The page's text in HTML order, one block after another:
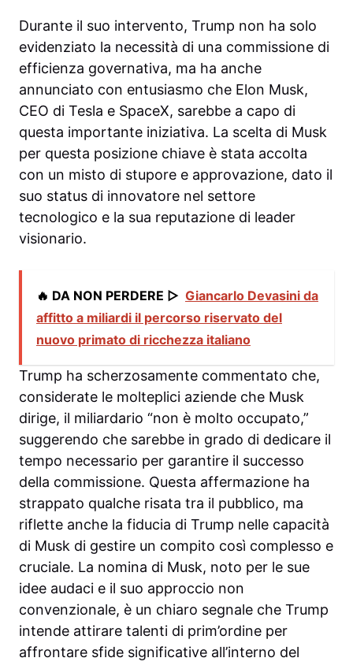
Durante il suo intervento, Trump non ha solo
evidenziato la necessità di una commissione di
efficienza governativa, ma ha anche
annunciato con entusiasmo che Elon Musk,
CEO di Tesla e SpaceX, sarebbe a capo di
questa importante iniziativa. La scelta di Musk
per questa posizione chiave è stata accolta
con un misto di stupore e approvazione, dato il
suo status di innovatore nel settore
tecnologico e la sua reputazione di leader
visionario.
🔥 DA NON PERDERE ▷ Giancarlo Devasini da
affitto a miliardi il percorso riservato del
nuovo primato di ricchezza italiano
Trump ha scherzosamente commentato che,
considerate le molteplici aziende che Musk
dirige, il miliardario “non è molto occupato,”
suggerendo che sarebbe in grado di dedicare il
tempo necessario per garantire il successo
della commissione. Questa affermazione ha
strappato qualche risata tra il pubblico, ma
riflette anche la fiducia di Trump nelle capacità
di Musk di gestire un compito così complesso e
cruciale. La nomina di Musk, noto per le sue
idee audaci e il suo approccio non
convenzionale, è un chiaro segnale che Trump
intende attirare talenti di prim’ordine per
affrontare sfide significative all’interno del